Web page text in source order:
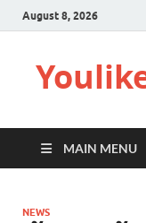
August 8, 2026
MAIN MENU
NEWS